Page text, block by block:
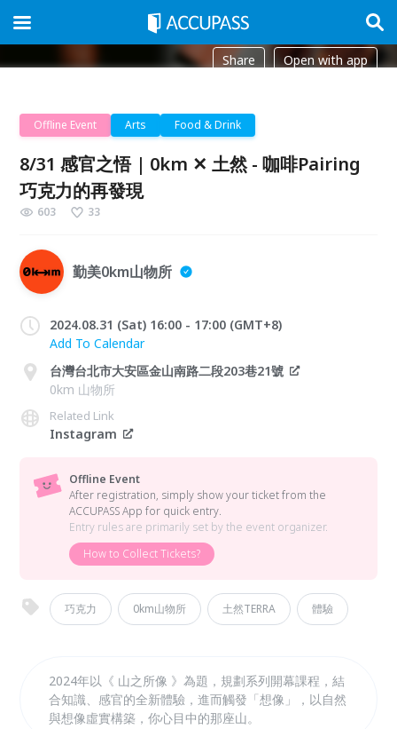
Share Open with app
Offline Event Arts Food & Drink
8/31 感官之悟 | 0km ✕ 土然 - 咖啡Pairing
巧克力的再發現
603 33
勤美0km山物所
2024.08.31 (Sat) 16:00 - 17:00 (GMT+8)
Add To Calendar
台灣台北市大安區金山南路二段203巷21號
0km 山物所
Related Link
Instagram
Offline Event
After registration, simply show your ticket from the
ACCUPASS App for quick entry.
Entry rules are primarily set by the event organizer.
How to Collect Tickets?
巧克力 0km山物所 土然TERRA 體驗
2024年以《 山之所像 》為題，規劃系列開幕課程，結
合知識、感官的全新體驗，進而觸發「想像」，以自然
與想像虛實構築，你心目中的那座山。